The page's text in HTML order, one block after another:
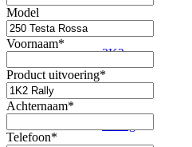
2K2
Model
Voornaam*
Product uitvoering*
Achternaam*
Telefoon*